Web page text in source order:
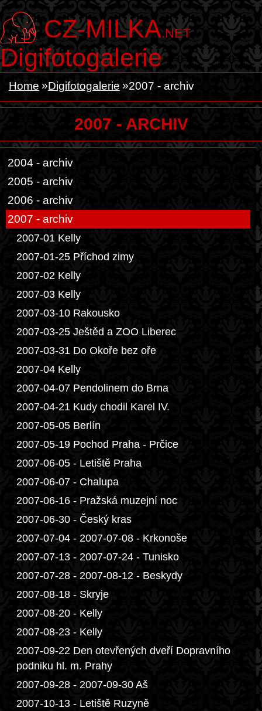
CZ-MILKA.NET
Digifotogalerie
Home Digifotogalerie 2007 - archiv
2007 - ARCHIV
2004 - archiv
2005 - archiv
2006 - archiv
2007 - archiv
2007-01 Kelly
2007-01-25 Příchod zimy
2007-02 Kelly
2007-03 Kelly
2007-03-10 Rakousko
2007-03-25 Ještěd a ZOO Liberec
2007-03-31 Do Okoře bez oře
2007-04 Kelly
2007-04-07 Pendolinem do Brna
2007-04-21 Kudy chodil Karel IV.
2007-05-05 Berlín
2007-05-19 Pochod Praha - Prčice
2007-06-05 - Letiště Praha
2007-06-07 - Chalupa
2007-06-16 - Pražská muzejní noc
2007-06-30 - Český kras
2007-07-04 - 2007-07-08 - Krkonoše
2007-07-13 - 2007-07-24 - Tunisko
2007-07-28 - 2007-08-12 - Beskydy
2007-08-18 - Skryje
2007-08-20 - Kelly
2007-08-23 - Kelly
2007-09-22 Den otevřených dveří Dopravního
podniku hl. m. Prahy
2007-09-28 - 2007-09-30 Aš
2007-10-13 - Letiště Ruzyně